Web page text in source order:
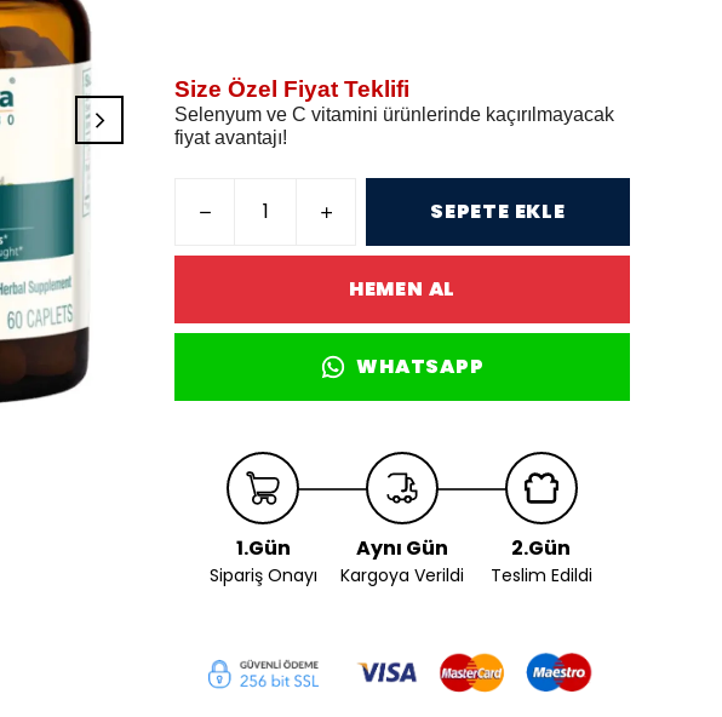
Size Özel Fiyat Teklifi
Selenyum ve C vitamini ürünlerinde kaçırılmayacak
fiyat avantajı!
SEPETE EKLE
HEMEN AL
WHATSAPP
1.Gün
Sipariş Onayı
Aynı Gün
Kargoya Verildi
2.Gün
Teslim Edildi